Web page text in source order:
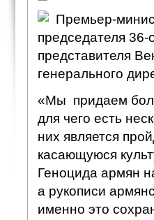
Премьер-
председателя
представителя
генерального
«Мы придаем
для чего есть
них является
касающуюся
Геноцида армян
а рукописи
именно это